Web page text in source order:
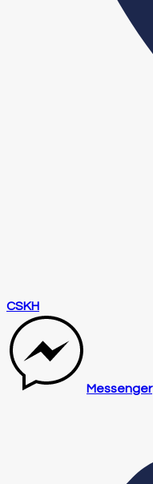
CSKH
Messenger